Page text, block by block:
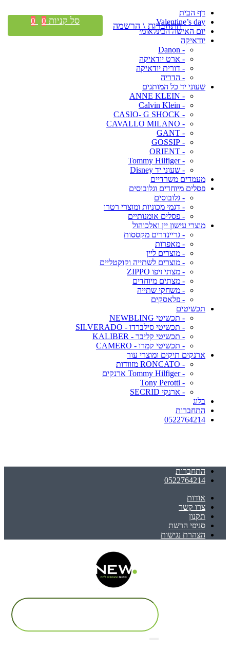
דף הבית
Valentine’s day
יום האישה הבינלאומי
יודאיקה
- Danon
- ארט יודאיקה
- דורית יודאיקה
- הדריה
שעוני יד כל המותגים
- ANNE KLEIN
- Calvin Klein
- CASIO- G SHOCK
- CAVALLO MILANO
- GANT
- GOSSIP
- ORIENT
- Tommy Hilfiger
- שעוני יד Disney
מעמדים משרדיים
פסלים מיוחדים וגלובוסים
- גלובוסים
- דגמי מכוניות ומוצרי רטרו
- פסלים אומנותיים
מוצרי עישון יין ואלכוהול
- גריינדרים מקססות
- מאפרות
- מוצרים ליין
- מוצרים לשתייה וקוקטליים
- מצתי זיפו ZIPPO
- מצתים מיוחדים
- משחקי שתייה
- פלאסקים
תכשיטים
- תכשיטי NEWBLING
- תכשיטי סילברדו - SILVERADO
- תכשיטי קליבר - KALIBER
- תכשיטי קמרו - CAMERO
ארנקים תיקים ומוצרי עור
- RONCATO מזוודות
- Tommy Hilfiger ארנקים
- Tony Perotti
- ארנקי SECRID
בלוג
התחברות
0522764214
התחברות
0522764214
אודות
צרו קשר
תקנון
סניפי הרשת
הצהרת נגישות
התחברות \ הרשמה סל קניות 0
0